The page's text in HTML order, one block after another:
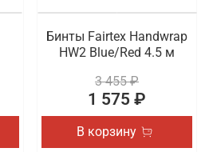
Бинты Fairtex Handwrap
HW2 Blue/Red 4.5 м
3 455 ₽
1 575 ₽
В корзину